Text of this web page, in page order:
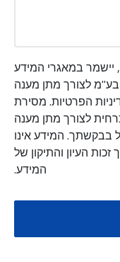
יישמר במאגרי המידע
לצורך מתן מענה
הפרטיות. מסירת
לצורך מתן מענה
בבקשתך. המידע אינו
העיון והתיקון של
המידע.